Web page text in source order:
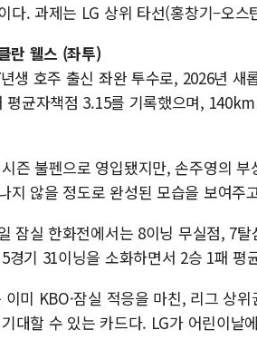
다. 과제는 LG 상위 타선(홍창기–오
란 웰스 (좌투)
생 호주 출신 좌완 투수로, 2026년
평균자책점 3.15를 기록했으며,
즌 불펜으로 영입됐지만, 손주영의
지 않을 정도로 완성된 모습을 보여주
잠실 한화전에서는 8이닝 무실점, 7
경기 31이닝을 소화하면서 2승 1패
이미 KBO·잠실 적응을 마친, 리그 상
대할 수 있는 카드다. LG가 어린이날